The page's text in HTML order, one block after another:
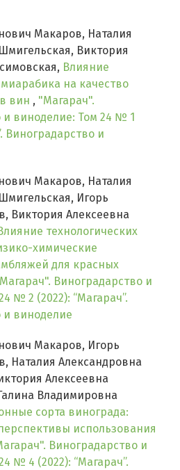
Макаров, Наталия
Виктория
Влияние
на качество
вин , "Магарач".
и виноделие: Том 24 № 1
Виноградарство и
Макаров, Наталия
Игорь
Виктория Алексеевна
технологических
химические
для красных
Виноградарство и
№ 2 (2022): “Магарач”.
и виноделие
Макаров, Игорь
Наталия Александровна
Алексеевна
Владимировна
сорта винограда:
использования
Виноградарство и
№ 4 (2022): “Магарач”.